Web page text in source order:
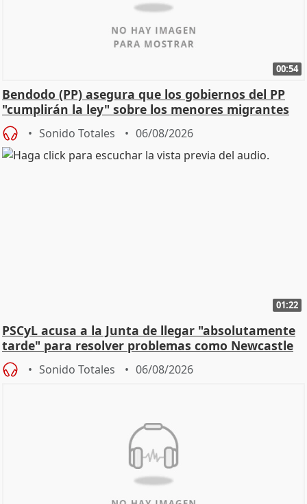
00:54
Bendodo (PP) asegura que los gobiernos del PP
"cumplirán la ley" sobre los menores migrantes
Sonido Totales 06/08/2026
01:22
PSCyL acusa a la Junta de llegar "absolutamente
tarde" para resolver problemas como Newcastle
Sonido Totales 06/08/2026